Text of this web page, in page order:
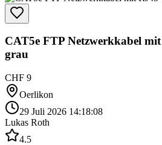
CAT5e FTP Netzwerkkabel
grau
CHF 9
Oerlikon
29 Juli 2026 14:18:08
Lukas Roth
4.5